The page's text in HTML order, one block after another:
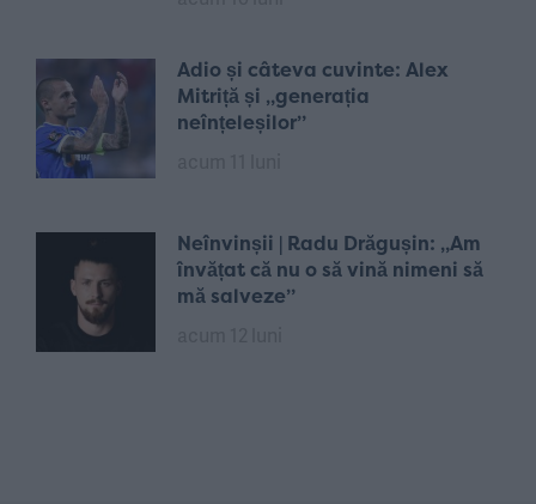
Adio și câteva cuvinte: Alex
Mitriță și „generația
neînțeleșilor”
Neînvinșii | Radu Drăgușin: „Am
învățat că nu o să vină nimeni să
mă salveze”